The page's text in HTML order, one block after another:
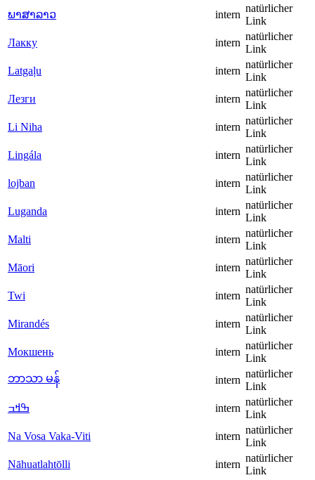
ພາສາລາວ
intern
natürlicher
Link
Лакку
intern
natürlicher
Link
Latgaļu
intern
natürlicher
Link
Лезги
intern
natürlicher
Link
Li Niha
intern
natürlicher
Link
Lingála
intern
natürlicher
Link
lojban
intern
natürlicher
Link
Luganda
intern
natürlicher
Link
Malti
intern
natürlicher
Link
Māori
intern
natürlicher
Link
Twi
intern
natürlicher
Link
Mirandés
intern
natürlicher
Link
Мокшень
intern
natürlicher
Link
ဘာသာ မန်
intern
natürlicher
Link
ߒߞߏ
intern
natürlicher
Link
Na Vosa Vaka-Viti
intern
natürlicher
Link
Nāhuatlahtōlli
intern
natürlicher
Link